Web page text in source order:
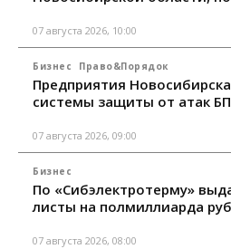
07 августа 2026, 10:00
Бизнес Право&Порядок
Предприятия
системы защиты от атак
07 августа 2026, 09:00
Бизнес
По «Сибэлектротерму»
листы на полмиллиарда
07 августа 2026, 08:00